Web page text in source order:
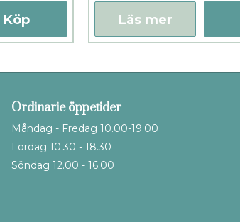
Köp Läs mer
Ordinarie öppetider
Måndag - Fredag 10.00-19.00
Lördag 10.30 - 18.30
Söndag 12.00 - 16.00